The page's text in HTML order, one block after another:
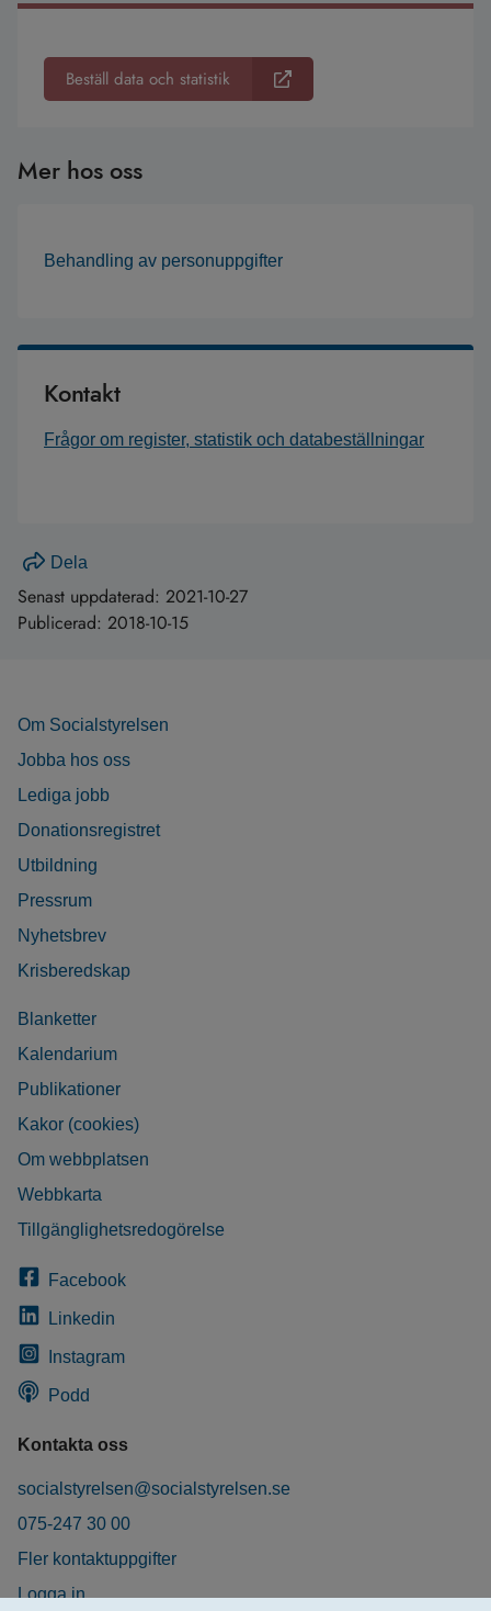
Beställ data och statistik
Mer hos oss
Behandling av personuppgifter
Kontakt
Frågor om register, statistik och databeställningar
Dela
Senast uppdaterad: 2021-10-27
Publicerad: 2018-10-15
Om Socialstyrelsen
Jobba hos oss
Lediga jobb
Donationsregistret
Utbildning
Pressrum
Nyhetsbrev
Krisberedskap
Blanketter
Kalendarium
Publikationer
Kakor (cookies)
Om webbplatsen
Webbkarta
Tillgänglighetsredogörelse
Facebook
Linkedin
Instagram
Podd
Kontakta oss
socialstyrelsen@socialstyrelsen.se
075-247 30 00
Fler kontaktuppgifter
Logga in